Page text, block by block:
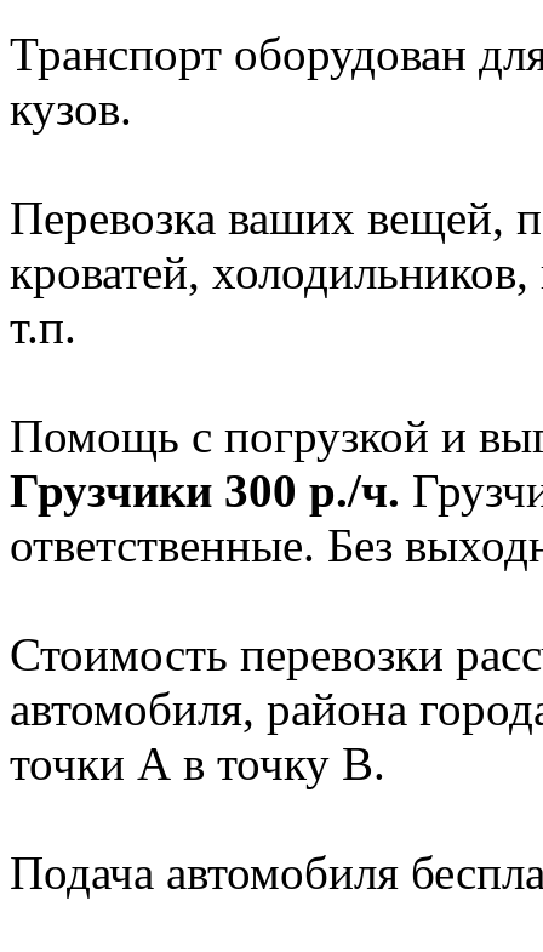
Транспорт оборудован
кузов.
Перевозка ваших вещей,
кроватей,
т.п.
Помощь с погрузкой и
Грузчики 300 р./ч.
ответственные. Без
Стоимость перевозки
автомобиля, района
точки А в точку В.
Подача автомобиля